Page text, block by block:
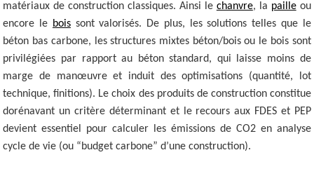
matériaux de construction classiques. Ainsi le chanvre, la pailleou
encore le boissont valorisés. De plus, les solutions telles que le
béton bas carbone, les structures mixtes béton/bois ou le bois sont
privilégiées par rapport au béton standard, qui laisse moins de
marge de manœuvre et induit des optimisations (quantité, lot
technique, finitions). Le choix des produits de construction constitue
dorénavant un critère déterminant et le recours aux FDES et PEP
devient essentiel pour calculer les émissions de CO2 en analyse
cycle de vie (ou “budget carbone” d’une construction).